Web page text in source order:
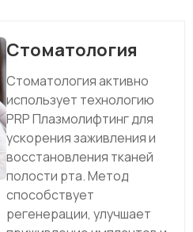
Стоматология
Стоматология активно
использует технологию
PRP Плазмолифтинг для
ускорения заживления и
восстановления тканей
полости рта. Метод
способствует
регенерации, улучшает